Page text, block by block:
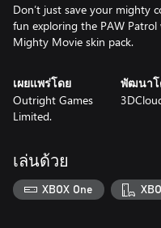
Don’t just save your mighty
fun exploring the PAW
Mighty Movie skin pack.
เผยแพร่โดย
Outright Games
Limited.
พัฒนาโ
เล่นด้วย
XBOX One